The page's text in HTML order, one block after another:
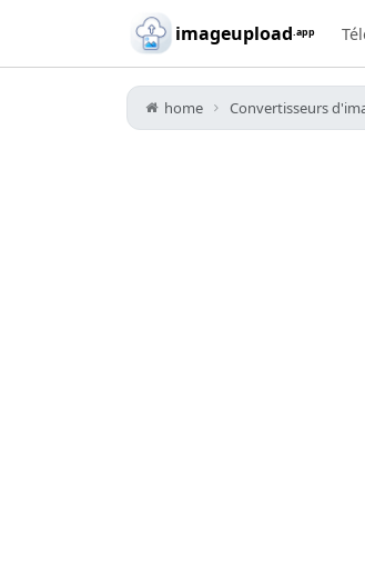
Skip to main content
imageupload.app
home Convertisseurs